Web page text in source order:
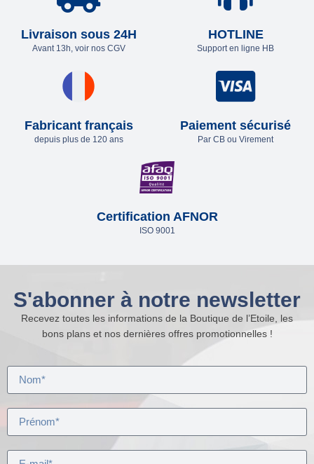
Livraison sous 24H
Avant 13h, voir nos CGV
HOTLINE
Support en ligne HB
Fabricant français
depuis plus de 120 ans
Paiement sécurisé
Par CB ou Virement
Certification AFNOR
ISO 9001
S'abonner à notre newsletter
Recevez toutes les informations de la Boutique de l’Etoile, les
bons plans et nos dernières offres promotionnelles !